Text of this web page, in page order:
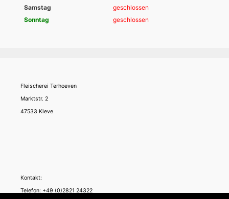
Samstag
geschlossen
Sonntag
geschlossen
Fleischerei Terhoeven
Marktstr. 2
47533 Kleve
Kontakt:
Telefon: +49 (0)2821 24322